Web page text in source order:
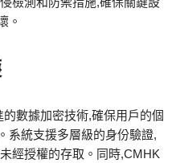
。
數據加密技術,確保用戶的個
系統支援多層級的身份驗證,
經授權的存取。同時,CMHK